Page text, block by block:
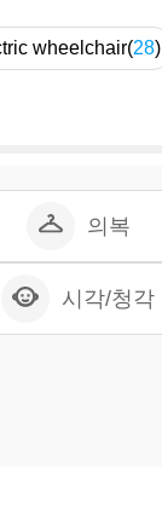
wheelchair(28)
의복
시각/청각